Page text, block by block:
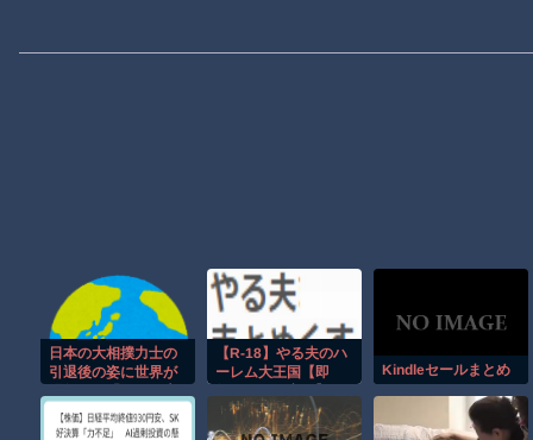
日本の大相撲力士の
引退後の姿に世界が
晴らしい！」（海外
の反応）
【R-18】やる夫のハ
ーレム大王国【即
第４３７話
Kindleセールまとめ